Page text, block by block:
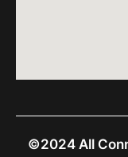
©2024 All